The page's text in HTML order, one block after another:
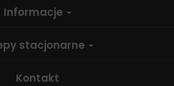
Informacje
stacjonarne
Kontakt